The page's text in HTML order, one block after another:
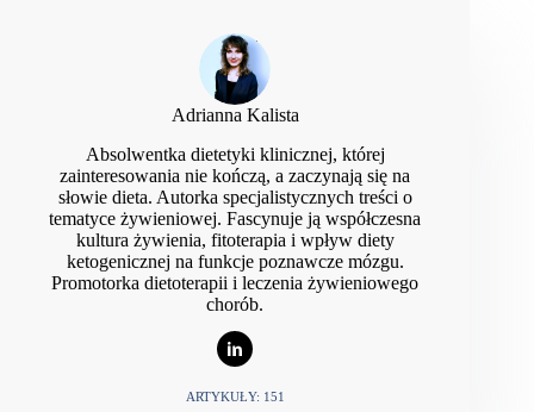
doi:10.1007/s40279-015-0393-9
Adrianna Kalista
Absolwentka dietetyki klinicznej, której
zainteresowania nie kończą, a zaczynają się na
słowie dieta. Autorka specjalistycznych treści o
tematyce żywieniowej. Fascynuje ją współczesna
kultura żywienia, fitoterapia i wpływ diety
ketogenicznej na funkcje poznawcze mózgu.
Promotorka dietoterapii i leczenia żywieniowego
chorób.
ARTYKUŁY: 151